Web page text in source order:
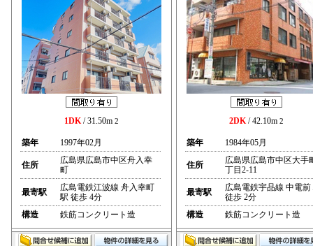
1DK/ 31.50m 2
築年 1997年02月
住所
広島県広島市中区舟入幸
町
最寄駅
広島電鉄江波線 舟入幸町
駅 徒歩 4分
構造
鉄筋コンクリート造
2DK/ 42.10m 2
築年 1984年05月
住所
広島県広島市中区大手
丁目2-11
最寄駅
広島電鉄宇品線 中電前
徒歩 2分
構造
鉄筋コンクリート造